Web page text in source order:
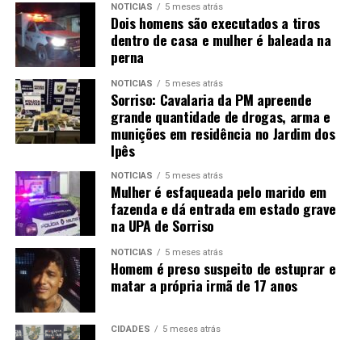
NOTÍCIAS 5 meses atrás
Dois homens são executados a tiros
dentro de casa e mulher é baleada na
perna
NOTÍCIAS 5 meses atrás
Sorriso: Cavalaria da PM apreende
grande quantidade de drogas, arma e
munições em residência no Jardim dos
Ipês
NOTÍCIAS 5 meses atrás
Mulher é esfaqueada pelo marido em
fazenda e dá entrada em estado grave
na UPA de Sorriso
NOTÍCIAS 5 meses atrás
Homem é preso suspeito de estuprar e
matar a própria irmã de 17 anos
CIDADES 5 meses atrás